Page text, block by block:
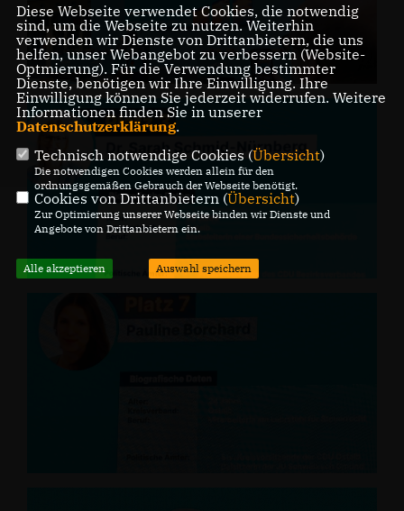
Diese Webseite verwendet Cookies, die notwendig
sind, um die Webseite zu nutzen. Weiterhin
verwenden wir Dienste von Drittanbietern, die uns
helfen, unser Webangebot zu verbessern (Website-
Optmierung). Für die Verwendung bestimmter
Dienste, benötigen wir Ihre Einwilligung. Ihre
Einwilligung können Sie jederzeit widerrufen. Weitere
Informationen finden Sie in unserer
Datenschutzerklärung.
Technisch notwendige Cookies (Übersicht)
Die notwendigen Cookies werden allein für den
ordnungsgemäßen Gebrauch der Webseite benötigt.
Cookies von Drittanbietern (Übersicht)
Zur Optimierung unserer Webseite binden wir Dienste und
Angebote von Drittanbietern ein.
Alle akzeptieren Auswahl speichern